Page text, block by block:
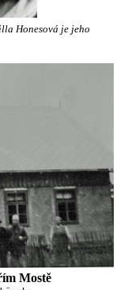
Honesová je jeho
Mostě